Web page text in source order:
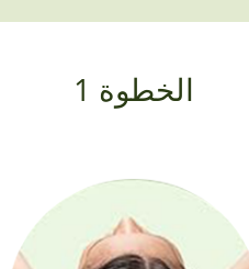
الخطوة 1